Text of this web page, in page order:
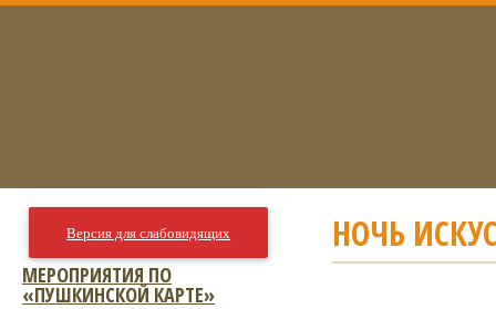
НОЧЬ
Версия для слабовидящих
МЕРОПРИЯТИЯ ПО
«ПУШКИНСКОЙ КАРТЕ»